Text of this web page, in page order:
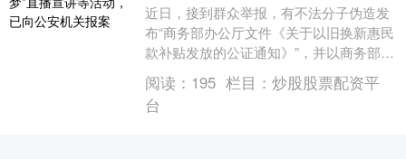
近日，接到群众举报，有不法分子伪造发
布“商务部办公厅文件《关于以旧换新惠民
款补贴发放的公证通知》”，并以商务部及
其下属机构名义组织“以旧换新—共筑中国
梦”直播宣....
阅读： 195 栏目： 炒股股票配资平
台